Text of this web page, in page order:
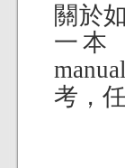
關於
一本
考，